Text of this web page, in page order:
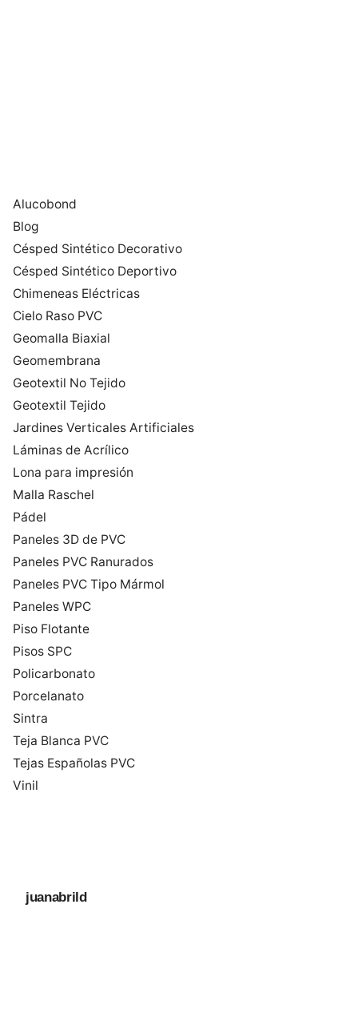
Alucobond
Blog
Césped Sintético Decorativo
Césped Sintético Deportivo
Chimeneas Eléctricas
Cielo Raso PVC
Geomalla Biaxial
Geomembrana
Geotextil No Tejido
Geotextil Tejido
Jardines Verticales Artificiales
Láminas de Acrílico
Lona para impresión
Malla Raschel
Pádel
Paneles 3D de PVC
Paneles PVC Ranurados
Paneles PVC Tipo Mármol
Paneles WPC
Piso Flotante
Pisos SPC
Policarbonato
Porcelanato
Sintra
Teja Blanca PVC
Tejas Españolas PVC
Vinil
juanabrild